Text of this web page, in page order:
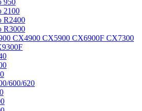
950
2100
R2400
R3000
CX4900 CX5900 CX6900F CX7300
600/620